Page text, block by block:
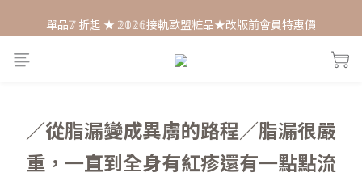
每月打卡📱賺自己的購物金💰
單品𝟟 折起 ★ 𝟚𝟘𝟚𝟞接軌歐盟粧品★改版前會員特惠價
每月打卡📱賺自己的購物金💰
／從脂漏變成異膚的路程／脂漏很嚴
重，一直到全身有紅疹還有一點點流